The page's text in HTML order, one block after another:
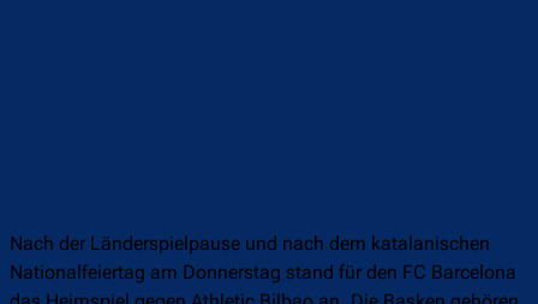
Nach der Länderspielpause und nach dem katalanischen
Nationalfeiertag am Donnerstag stand für den FC Barcelona